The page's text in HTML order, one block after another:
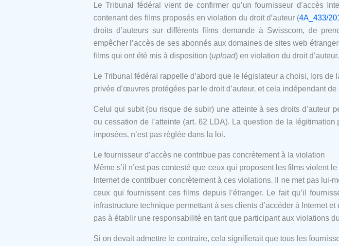
Le Tribunal fédéral vient de confirmer qu’un fournisseur d’accès
contenant des films proposés en violation du droit d’auteur (4A_433/
droits d’auteurs sur différents films demande à Swisscom, de
empêcher l’accès de ses abonnés aux domaines de sites web
films qui ont été mis à disposition (upload) en violation du droit d’auteur.
Le Tribunal fédéral rappelle d’abord que le législateur a choisi, lors de
privée d’œuvres protégées par le droit d’auteur, et cela indépendant
Celui qui subit (ou risque de subir) une atteinte à ses droits d’auteur
ou cessation de l’atteinte (art. 62 LDA). La question de la
imposées, n’est pas réglée dans la loi.
Le fournisseur d’accès ne contribue pas concrètement à la violation
Même s’il n’est pas contesté que ceux qui proposent les films violent
Internet de contribuer concrètement à ces violations. Il ne met pas
ceux qui fournissent ces films depuis l’étranger. Le fait qu’il
infrastructure technique permettant à ses clients d’accéder à Internet
pas à établir une responsabilité en tant que participant aux violations
Si on devait admettre le contraire, cela signifierait que tous les